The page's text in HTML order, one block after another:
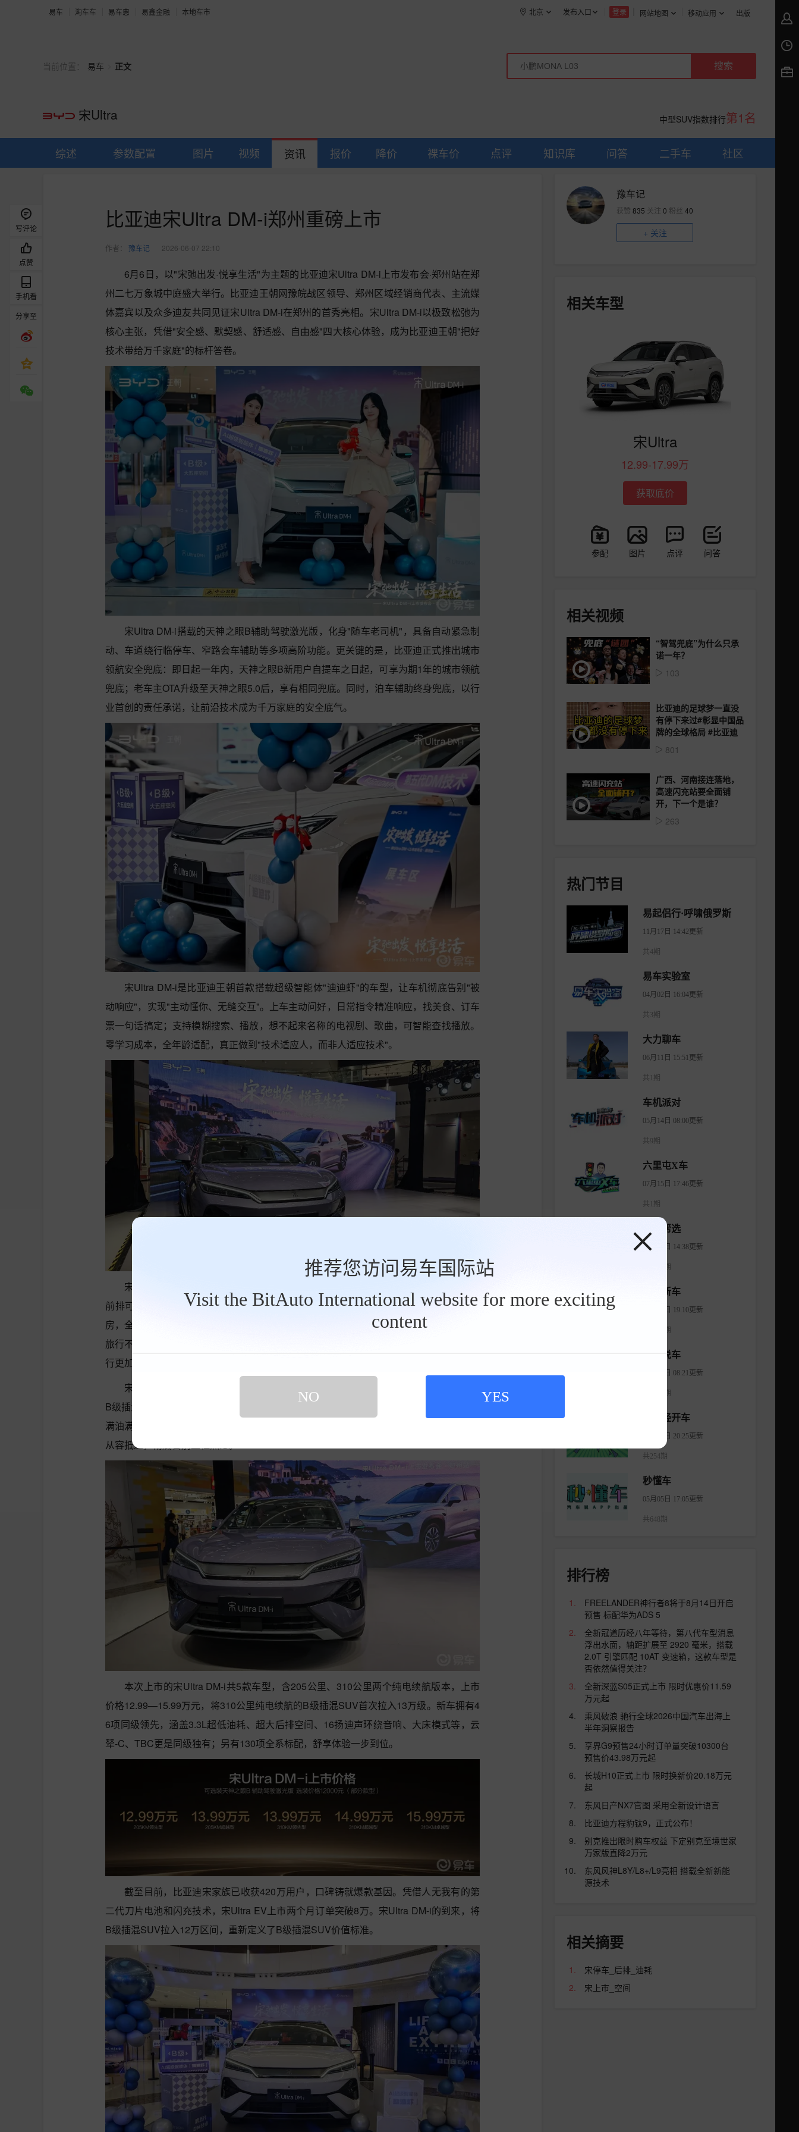
易车 淘车车 易车惠 易鑫金融 本地车市 网站地图 移动应用 出版
登录
发布入口
北京
推荐您访问易车国际站
Visit the BitAuto International website for more exciting
content
NO YES
当前位置： 易车 正文
宋Ultra 中型SUV指数排行第1名
综述 参数配置 图片 视频 资讯 报价 降价 裸车价 点评 知识库 问答 二手车 社区
写评论
点赞
手机看
分享至
比亚迪宋Ultra DM-i郑州重磅上市
作者： 豫车记 2026-06-07 22:10
6月6日，以"宋弛出发·悦享生活"为主题的比亚迪宋Ultra DM-i上市发布会·郑州站在郑
州二七万象城中庭盛大举行。比亚迪王朝网豫皖战区领导、郑州区域经销商代表、主流媒
体嘉宾以及众多迪友共同见证宋Ultra DM-i在郑州的首秀亮相。宋Ultra DM-i以极致松弛为
核心主张，凭借"安全感、默契感、舒适感、自由感"四大核心体验，成为比亚迪王朝"把好
技术带给万千家庭"的标杆答卷。
宋Ultra DM-i搭载的天神之眼B辅助驾驶激光版，化身"随车老司机"，具备自动紧急制
动、车道绕行临停车、窄路会车辅助等多项高阶功能。更关键的是，比亚迪正式推出城市
领航安全兜底：即日起一年内，天神之眼B新用户自提车之日起，可享为期1年的城市领航
兜底；老车主OTA升级至天神之眼5.0后，享有相同兜底。同时，泊车辅助终身兜底，以行
业首创的责任承诺，让前沿技术成为千万家庭的安全底气。
宋Ultra DM-i是比亚迪王朝首款搭载超级智能体"迪迪虾"的车型，让车机彻底告别"被
动响应"，实现"主动懂你、无缝交互"。上车主动问好，日常指令精准响应，找美食、订车
票一句话搞定；支持模糊搜索、播放，想不起来名称的电视剧、歌曲，可智能查找播放。
零学习成本，全年龄适配，真正做到"技术适应人，而非人适应技术"。
宋Ultra DM-i定位B级SUV，轴距2840mm，后排腿部空间比同级豪华品牌SUV更大。
前排可一键放倒，与二排相接，秒变移动大床；后排放倒，外加超大后备箱，秒变大床
房，全家露营舒适过夜。同级领先的女王副驾，拥有按摩、通风、加热、电动腿托，长途
旅行不疲惫。16扬声器DiSound品牌音响、车载ETC、智能点歌与车载支付等功能，让出
行更加便捷愉悦。
宋Ultra DM-i CLTC纯电续航达310公里，日常通勤两周一充，周末郊游一周一充，让
B级插混SUV真正实现纯电自由。搭载第五代DM技术，NEDC百公里亏电油耗低至3.3L，
满油满电综合续航1845公里。从郑州出发，前往洛阳、开封、西安乃至更远的城市，均可
从容抵达，彻底告别里程焦虑。
本次上市的宋Ultra DM-i共5款车型，含205公里、310公里两个纯电续航版本，上市
价格12.99—15.99万元，将310公里纯电续航的B级插混SUV首次拉入13万级。新车拥有4
6项同级领先，涵盖3.3L超低油耗、超大后排空间、16扬迪声环绕音响、大床模式等，云
辇-C、TBC更是同级独有；另有130项全系标配，舒享体验一步到位。
截至目前，比亚迪宋家族已收获420万用户，口碑铸就爆款基因。凭借人无我有的第
二代刀片电池和闪充技术，宋Ultra EV上市两个月订单突破8万。宋Ultra DM-i的到来，将
B级插混SUV拉入12万区间，重新定义了B级插混SUV价值标准。
豫车记
获赞 835 关注 0 粉丝 40
+ 关注
相关车型
宋Ultra
12.99-17.99万
获取底价
参配 图片 点评 问答
相关视频
“智驾兜底”为什么只承
诺一年？
103
比亚迪的足球梦一直没
有停下来过#彰显中国品
牌的全球格局 #比亚迪
801
广西、河南接连落地，
高速闪充站要全面铺
开，下一个是谁？
263
热门节目
易起侣行·呼啸俄罗斯
11月17日 14:42更新
共4期
易车实验室
04月02日 16:04更新
共3期
大力聊车
06月11日 15:51更新
共1期
车机派对
05月14日 08:00更新
共9期
六里屯X车
07月15日 17:46更新
共1期
有车帮选
04月11日 14:38更新
共1474期
智看新车
08月06日 19:10更新
共1175期
大斌说车
08月06日 08:21更新
共2965期
不正经开车
08月18日 20:25更新
共254期
秒懂车
05月05日 17:05更新
共648期
排行榜
FREELANDER神行者8将于8月14日开启
预售 标配华为ADS 5
全新冠道历经八年等待，第八代车型消息
浮出水面，轴距扩展至 2920 毫米，搭载
2.0T 引擎匹配 10AT 变速箱，这款车型是
否依然值得关注？
全新深蓝S05正式上市 限时优惠价11.59
万元起
乘风破浪 驰行全球2026中国汽车出海上
半年洞察报告
享界G9预售24小时订单量突破10300台
预售价43.98万元起
长城H10正式上市 限时换新价20.18万元
起
东风日产NX7官图 采用全新设计语言
比亚迪方程豹钛9，正式公布！
别克推出限时购车权益 下定别克至境世家
万家版直降2万元
东风风神L8Y/L8+/L9亮相 搭载全新新能
源技术
相关摘要
宋停车_后排_油耗
宋上市_空间